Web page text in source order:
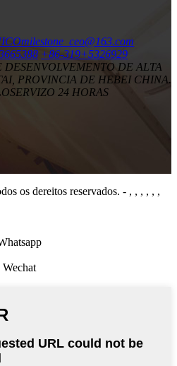
milestone_ceo@163.com
+86-319+5326929
DESENVOLVEMENTO DE ALTA
PROVINCIA DE HEBEI CHINA.
SERVIZO 24 HORAS
os dereitos reservados. - , , , , , ,
Wechat